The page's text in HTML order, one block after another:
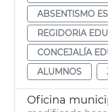
ABSENTISMO
REGIDORIA
CONCEJALÍA
ALUMNOS